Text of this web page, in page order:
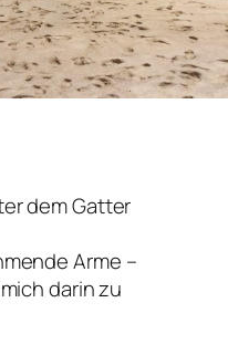
dem Gatter
Arme –
darin zu